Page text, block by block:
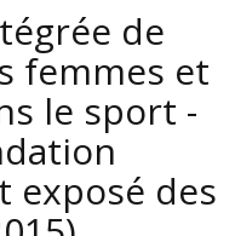
de
femmes et
le sport -
exposé des